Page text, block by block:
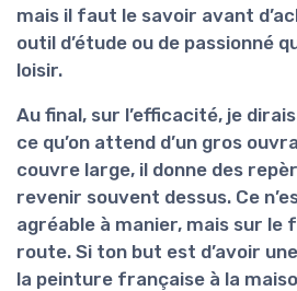
mais il faut le savoir avant
outil d’étude ou de passionné
loisir.
Au final, sur l’efficacité, je
ce qu’on attend d’un gros
couvre large, il donne des
revenir souvent dessus. Ce
agréable à manier, mais sur le
route. Si ton but est d’avoir
la peinture française à la